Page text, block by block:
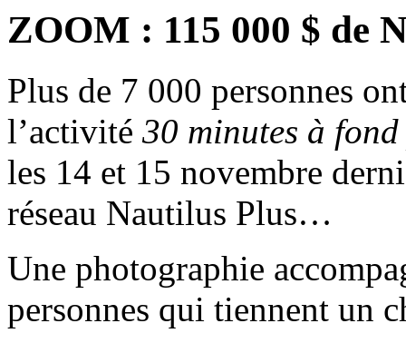
ZOOM : 115 000 $ de
Plus de 7 000 personnes
l’activité 30 minutes à
les 14 et 15 novembre
réseau Nautilus Plus…
Une photographie
personnes qui tiennent un